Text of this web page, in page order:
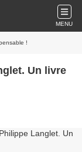
MENU
!
Un livre